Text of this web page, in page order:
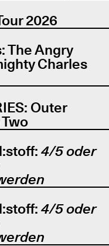
2026
The Angry
Charles
Outer
4/5 oder
4/5 oder